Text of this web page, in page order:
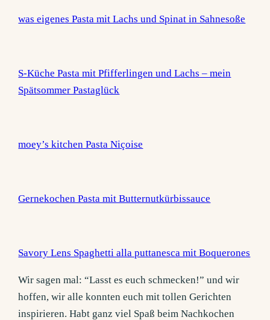
was eigenes Pasta mit Lachs und Spinat in Sahnesoße
S-Küche Pasta mit Pfifferlingen und Lachs – mein
Spätsommer Pastaglück
moey’s kitchen Pasta Niçoise
Gernekochen Pasta mit Butternutkürbissauce
Savory Lens Spaghetti alla puttanesca mit Boquerones
Wir sagen mal: “Lasst es euch schmecken!” und wir
hoffen, wir alle konnten euch mit tollen Gerichten
inspirieren. Habt ganz viel Spaß beim Nachkochen